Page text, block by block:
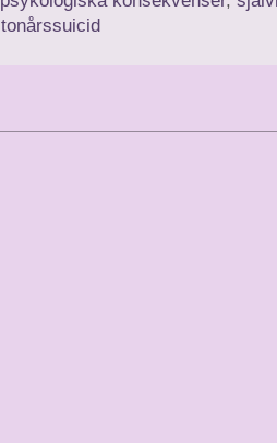
tonårssuicid